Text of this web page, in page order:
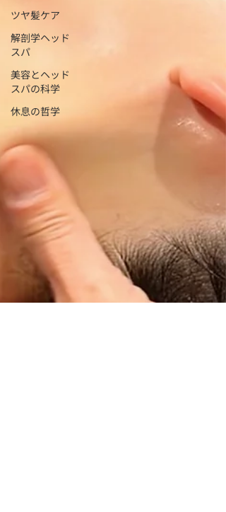
ツヤ髪ケア
解剖学ヘッド
スパ
美容とヘッド
スパの科学
休息の哲学